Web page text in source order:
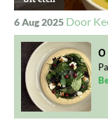
6 Aug 2025